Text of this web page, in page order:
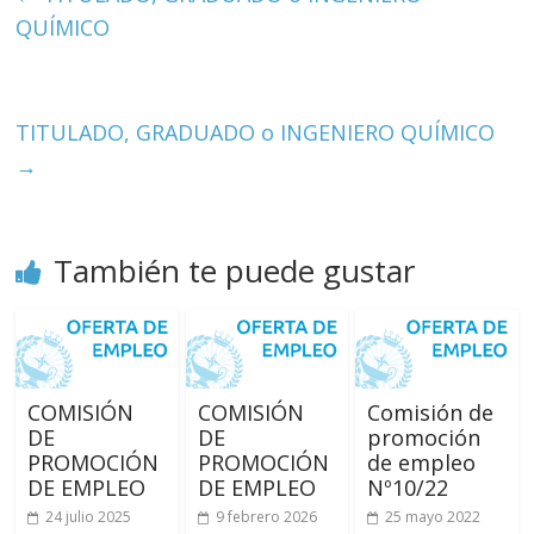
QUÍMICO
TITULADO, GRADUADO o INGENIERO QUÍMICO
→
También te puede gustar
COMISIÓN
DE
PROMOCIÓN
DE EMPLEO
24 julio 2025
COMISIÓN
DE
PROMOCIÓN
DE EMPLEO
9 febrero 2026
Comisión de
promoción
de empleo
Nº10/22
25 mayo 2022